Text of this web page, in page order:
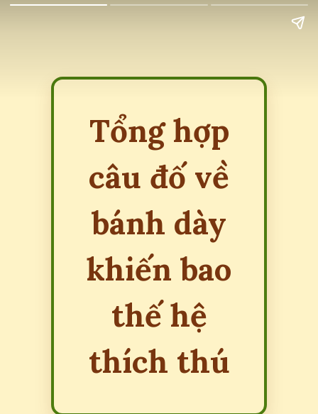
Tổng hợp
câu đố về
bánh dày
khiến bao
thế hệ
thích thú